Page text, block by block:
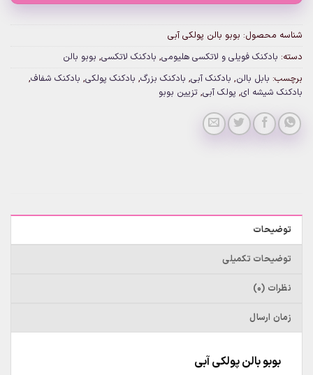
شناسه محصول: بوبو بالن پولکی آبی
دسته: بادکنک فویلی و لاتکسی هلیومی, بادکنک لاتکسی, بوبو بالن
برچسب: بابل بالن, بادکنک آبی, بادکنک بزرگ, بادکنک پولکی, بادکنک شفاف,
بادکنک شیشه ای, پولک آبی, تزیین بوبو
توضیحات
توضیحات تکمیلی
نظرات (0)
زمان ارسال
بوبو بالن پولکی آبی